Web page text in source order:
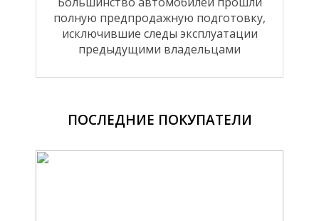
полную предпродажную подготовку,
исключившие следы эксплуатации
предыдущими владельцами
ПОСЛЕДНИЕ ПОКУПАТЕЛИ